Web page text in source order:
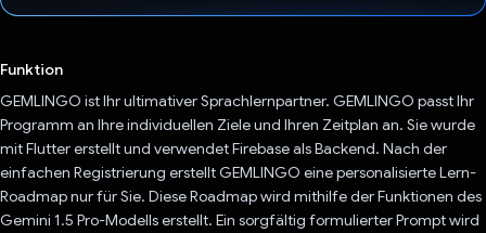
Funktion
GEMLINGO ist Ihr ultimativer Sprachlernpartner. GEMLINGO passt Ihr
Programm an Ihre individuellen Ziele und Ihren Zeitplan an. Sie wurde
mit Flutter erstellt und verwendet Firebase als Backend. Nach der
einfachen Registrierung erstellt GEMLINGO eine personalisierte Lern-
Roadmap nur für Sie. Diese Roadmap wird mithilfe der Funktionen des
Gemini 1.5 Pro-Modells erstellt. Ein sorgfältig formulierter Prompt wird